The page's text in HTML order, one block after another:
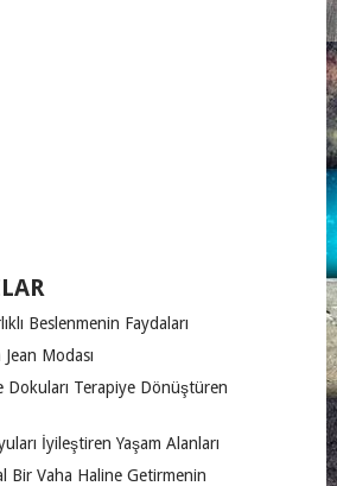
Beslenmenin Faydaları
Modası
Dokuları Terapiye Dönüştüren
İyileştiren Yaşam Alanları
Bir Vaha Haline Getirmenin